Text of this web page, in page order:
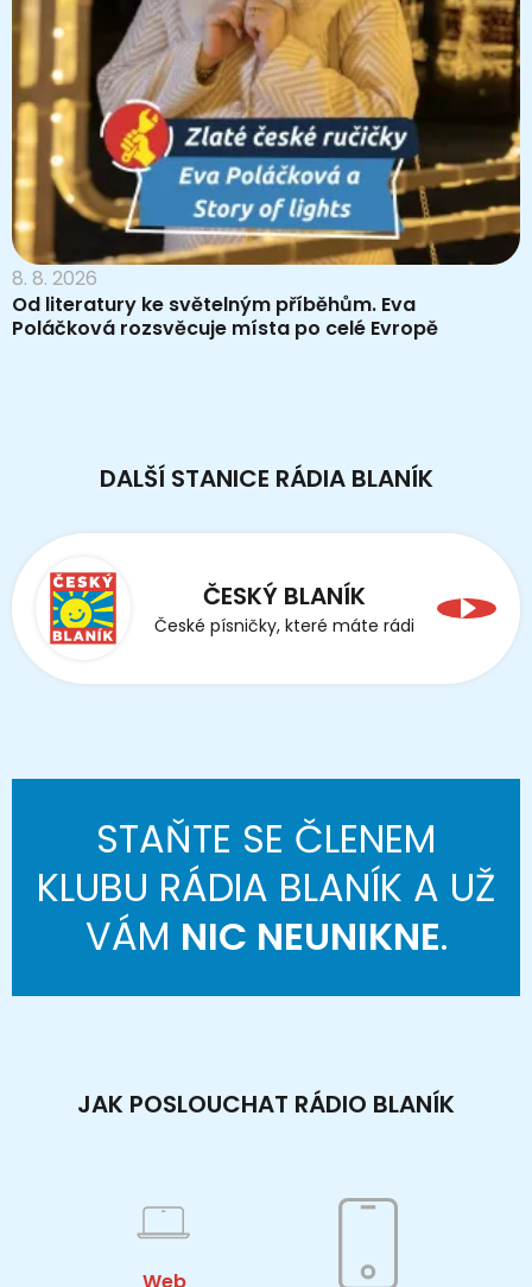
8. 8. 2026
Od literatury ke světelným příběhům. Eva
Poláčková rozsvěcuje místa po celé Evropě
DALŠÍ STANICE RÁDIA BLANÍK
ČESKÝ BLANÍK
České písničky, které máte rádi
STAŇTE SE ČLENEM
KLUBU RÁDIA BLANÍK A UŽ
VÁM NIC NEUNIKNE.
JAK POSLOUCHAT RÁDIO BLANÍK
Web